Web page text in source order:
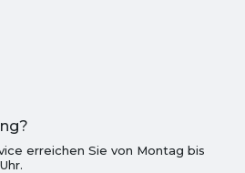
erreichen Sie von Montag bis